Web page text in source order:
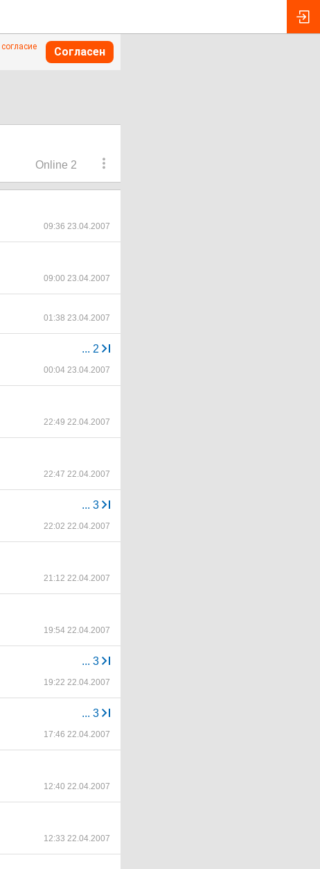
согласие
Согласен
Online 2
09:36 23.04.2007
09:00 23.04.2007
01:38 23.04.2007
... 2
00:04 23.04.2007
22:49 22.04.2007
22:47 22.04.2007
... 3
22:02 22.04.2007
21:12 22.04.2007
19:54 22.04.2007
... 3
19:22 22.04.2007
... 3
17:46 22.04.2007
12:40 22.04.2007
12:33 22.04.2007